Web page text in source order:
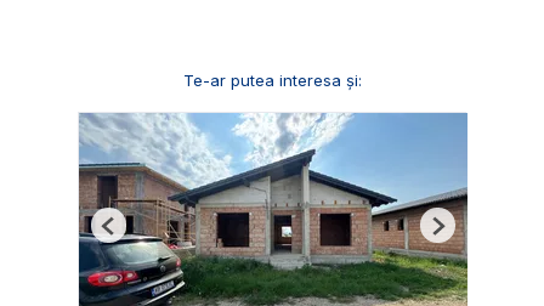
Te-ar putea interesa și:
Previous Next